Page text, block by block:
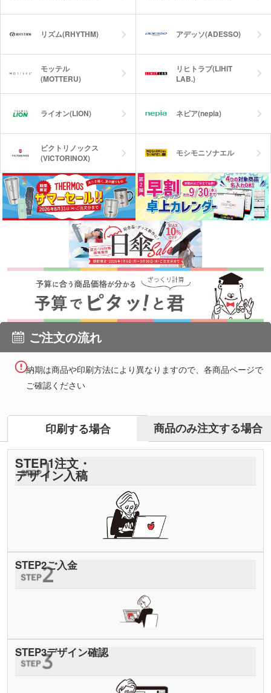
リズム(RHYTHM) アデッソ(ADESSO)
モッテル
(MOTTERU)
リヒトラブ(LIHIT
LAB.)
ライオン(LION) ネピア(nepia)
ビクトリノックス
(VICTORINOX)
モシモニソナエル
ご注文の流れ
納期は商品や印刷方法により異なりますので、各商品ページで
ご確認ください
印刷する場合 商品のみ注文する場合
STEP1注文・
デザイン入稿
STEP2ご入金
STEP3デザイン確認